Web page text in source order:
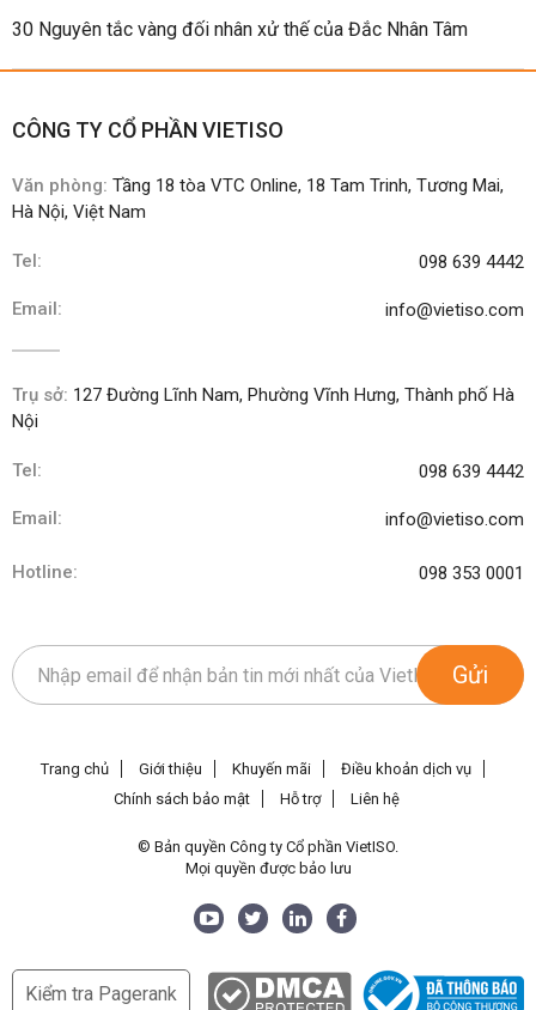
30 Nguyên tắc vàng đối nhân xử thế của Đắc Nhân Tâm
CÔNG TY CỔ PHẦN VIETISO
Văn phòng: Tầng 18 tòa VTC Online, 18 Tam Trinh, Tương Mai,
Hà Nội, Việt Nam
Tel: 098 639 4442
Email: info@vietiso.com
Trụ sở: 127 Đường Lĩnh Nam, Phường Vĩnh Hưng, Thành phố Hà
Nội
Tel: 098 639 4442
Email: info@vietiso.com
Hotline: 098 353 0001
Gửi
Trang chủ Giới thiệu Khuyến mãi
Điều khoản dịch vụ
Chính sách bảo mật
Hỗ trợ Liên hệ
© Bản quyền Công ty Cổ phần VietISO.
Mọi quyền được bảo lưu
Kiểm tra Pagerank